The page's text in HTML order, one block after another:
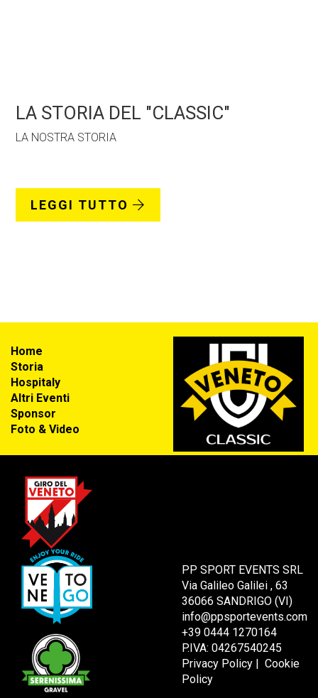
LA STORIA DEL "CLASSIC"
LA NOSTRA STORIA
LEGGI TUTTO
Home
Storia
Hospitaly
Altri Eventi
Sponsor
Foto & Video
PP SPORT EVENTS SRL
Via Galileo Galilei , 63
36066 SANDRIGO (VI)
info@ppsportevents.com
+39 0444 1270164
P.IVA: 04267540245
Privacy Policy | Cookie
Policy